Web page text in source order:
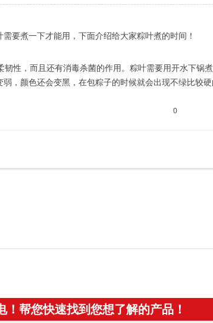
要煮一下才能用，下面介绍给大家粽叶煮的时间！
性，而且还有消毒杀菌的作用。粽叶需要用开水下锅
，颜色还会变黑，在包粽子的时候就会出现不绿比较硬
0
！帮您快速找到您想了解的产品！